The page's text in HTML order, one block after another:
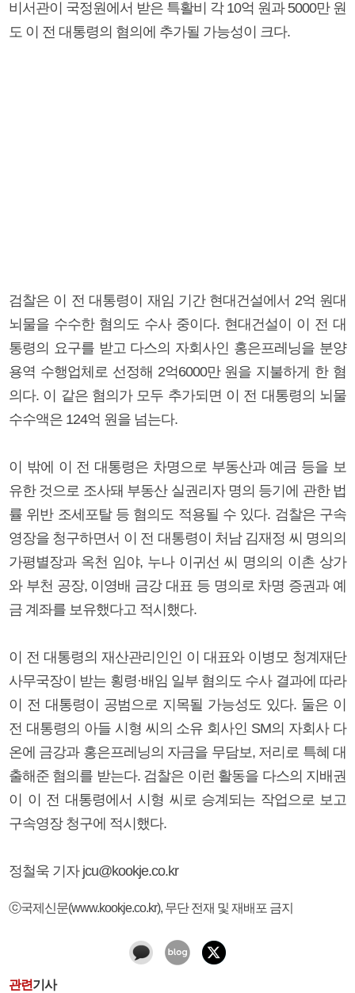
비서관이 국정원에서 받은 특활비 각 10억 원과 5000만 원
도 이 전 대통령의 혐의에 추가될 가능성이 크다.
검찰은 이 전 대통령이 재임 기간 현대건설에서 2억 원대
뇌물을 수수한 혐의도 수사 중이다. 현대건설이 이 전 대
통령의 요구를 받고 다스의 자회사인 홍은프레닝을 분양
용역 수행업체로 선정해 2억6000만 원을 지불하게 한 혐
의다. 이 같은 혐의가 모두 추가되면 이 전 대통령의 뇌물
수수액은 124억 원을 넘는다.
이 밖에 이 전 대통령은 차명으로 부동산과 예금 등을 보
유한 것으로 조사돼 부동산 실권리자 명의 등기에 관한 법
률 위반 조세포탈 등 혐의도 적용될 수 있다. 검찰은 구속
영장을 청구하면서 이 전 대통령이 처남 김재정 씨 명의의
가평별장과 옥천 임야, 누나 이귀선 씨 명의의 이촌 상가
와 부천 공장, 이영배 금강 대표 등 명의로 차명 증권과 예
금 계좌를 보유했다고 적시했다.
이 전 대통령의 재산관리인인 이 대표와 이병모 청계재단
사무국장이 받는 횡령·배임 일부 혐의도 수사 결과에 따라
이 전 대통령이 공범으로 지목될 가능성도 있다. 둘은 이
전 대통령의 아들 시형 씨의 소유 회사인 SM의 자회사 다
온에 금강과 홍은프레닝의 자금을 무담보, 저리로 특혜 대
출해준 혐의를 받는다. 검찰은 이런 활동을 다스의 지배권
이 이 전 대통령에서 시형 씨로 승계되는 작업으로 보고
구속영장 청구에 적시했다.
정철욱 기자 jcu@kookje.co.kr
ⓒ국제신문(www.kookje.co.kr), 무단 전재 및 재배포 금지
관련기사